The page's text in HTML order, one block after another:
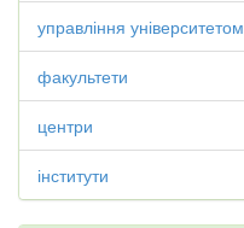
управління університетом
факультети
центри
інститути